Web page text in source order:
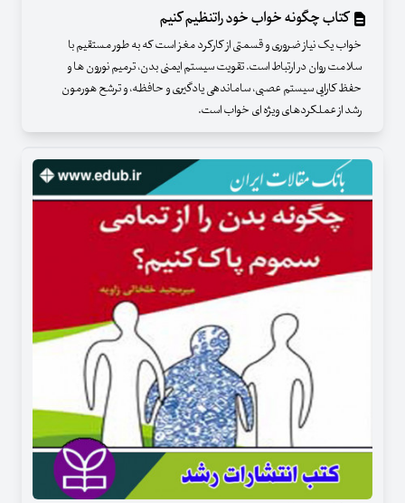
کتاب چگونه خواب خود راتنظیم کنیم
خواب یک نیاز ضروری و قسمتی از کارکرد مغز است که به طور مستقیم با
سلامت روان در ارتباط است. تقویت سیستم ایمنی بدن، ترمیم نورون ها و
حفظ کارایی سیستم عصبی، ساماندهی یادگیری و حافظه، و ترشح هورمون
رشد از عملکردهای ویژه ای خواب است.